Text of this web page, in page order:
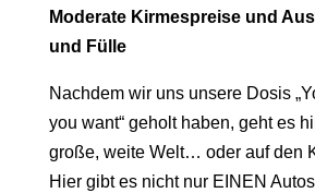
Moderate Kirmespreise und
und Fülle
Nachdem wir uns unsere Dosis
you want“ geholt haben, geht es
große, weite Welt… oder auf den
Hier gibt es nicht nur EINEN